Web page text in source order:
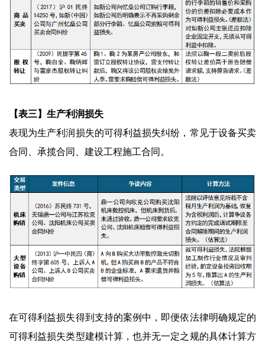
【表三】生产利润损失
表现为生产利润损失的可得利益损失纠纷，常见于设备买卖
合同、承揽合同、建设工程施工合同。
在可得利益损失得到支持的案例中，即便依法律明确规定的
可得利益损失类型建模计算，也并无一定之规的具体计算方